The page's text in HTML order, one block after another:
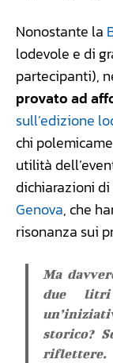
Nonostante la
lodevole e di
partecipanti),
provato ad
sull’edizione
chi
utilità
dichiarazioni di
Genova, che
risonanza sui
Ma
due
storico?
riflettere.